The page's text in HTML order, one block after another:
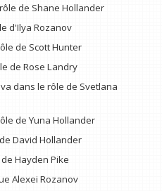
de Shane Hollander
d'Ilya Rozanov
de Scott Hunter
de Rose Landry
dans le rôle de Svetlana
de Yuna Hollander
David Hollander
Hayden Pike
Alexei Rozanov